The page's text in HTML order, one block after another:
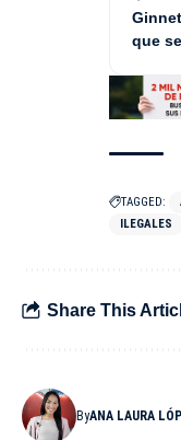
que
TAGGED:
ILEGALES
Share This
ByANA LAURA